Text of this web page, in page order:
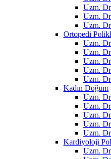
Uzm.
Uzm.
Uzm.
Ortopedi
Uzm.
Uzm.
Uzm.
Uzm.
Uzm.
Kadın Doğum
Uzm.
Uzm.
Uzm.
Uzm.
Uzm.
Kardiyoloji
Uzm.